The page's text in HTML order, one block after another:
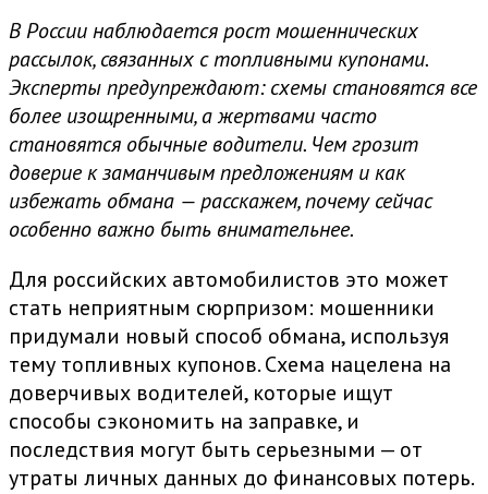
В России наблюдается рост мошеннических
рассылок, связанных с топливными купонами.
Эксперты предупреждают: схемы становятся все
более изощренными, а жертвами часто
становятся обычные водители. Чем грозит
доверие к заманчивым предложениям и как
избежать обмана — расскажем, почему сейчас
особенно важно быть внимательнее.
Для российских автомобилистов это может
стать неприятным сюрпризом: мошенники
придумали новый способ обмана, используя
тему топливных купонов. Схема нацелена на
доверчивых водителей, которые ищут
способы сэкономить на заправке, и
последствия могут быть серьезными — от
утраты личных данных до финансовых потерь.